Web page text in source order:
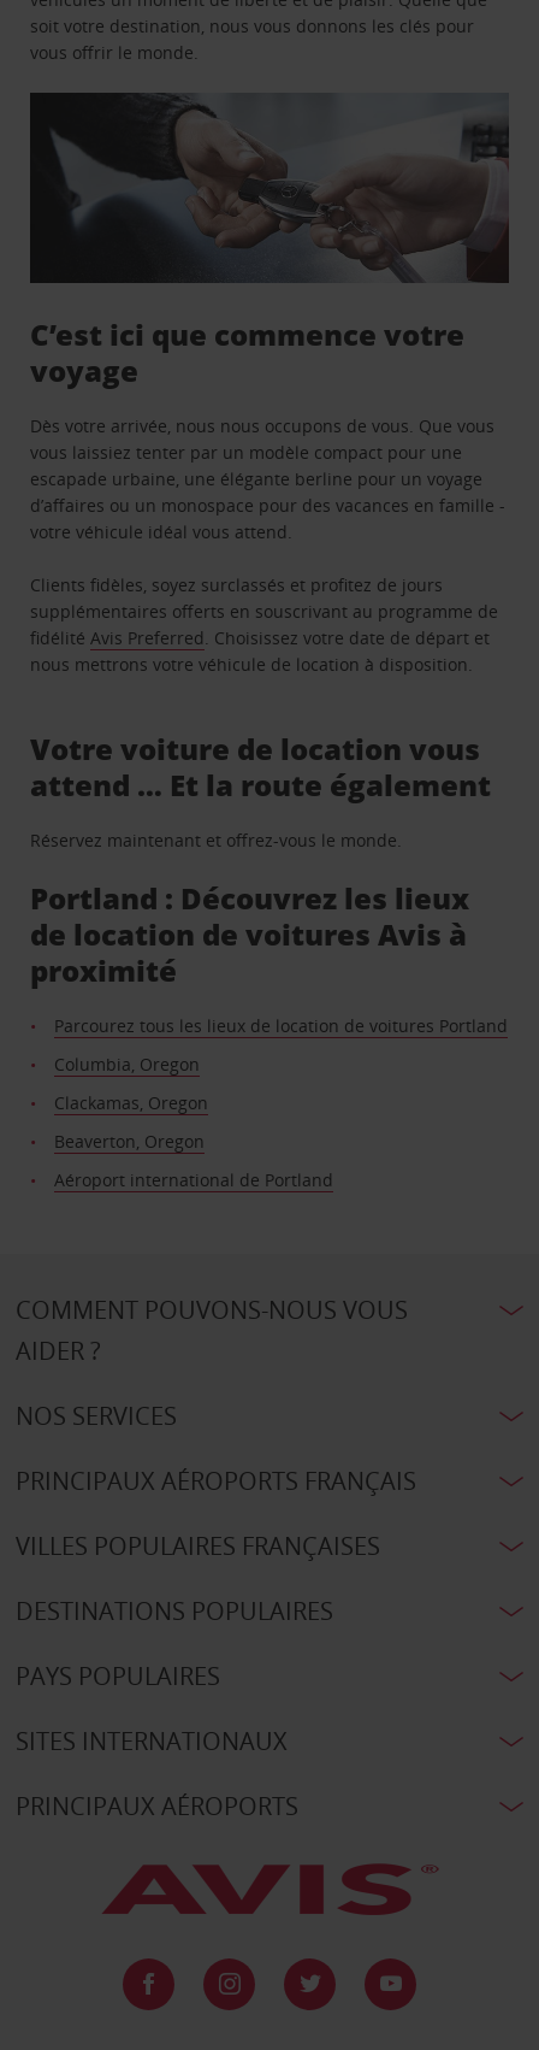
soit votre destination, nous vous donnons les clés pour
vous offrir le monde.
C’est ici que commence votre
voyage
Dès votre arrivée, nous nous occupons de vous. Que vous
vous laissiez tenter par un modèle compact pour une
escapade urbaine, une élégante berline pour un voyage
d’affaires ou un monospace pour des vacances en famille -
votre véhicule idéal vous attend.
Clients fidèles, soyez surclassés et profitez de jours
supplémentaires offerts en souscrivant au programme de
fidélitéAvis Preferred. Choisissez votre date de départ et
nous mettrons votre véhicule de location à disposition.
Votre voiture de location vous
attend … Et la route également
Réservez maintenant et offrez-vous le monde.
Portland : Découvrez les lieux
de location de voitures Avis à
proximité
Parcourez tous les lieux de location de voitures Portland
Columbia, Oregon
Clackamas, Oregon
Beaverton, Oregon
Aéroport international de Portland
COMMENT POUVONS-NOUS VOUS
AIDER ?
NOS SERVICES
PRINCIPAUX AÉROPORTS FRANÇAIS
VILLES POPULAIRES FRANÇAISES
DESTINATIONS POPULAIRES
PAYS POPULAIRES
SITES INTERNATIONAUX
PRINCIPAUX AÉROPORTS